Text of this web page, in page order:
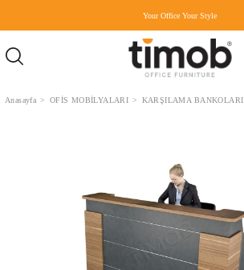
Your Office Your Style
Anasayfa OFİS MOBİLYALARI KARŞILAMA BANKOLARI